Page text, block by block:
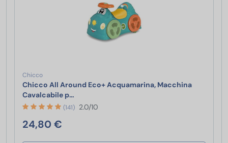
Chicco
Chicco All Around Eco+ Acquamarina, Macchina
Cavalcabile p…
(141) 2.0/10
24,80 €